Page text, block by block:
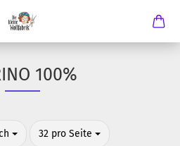
100%
32 pro Seite
pro Seite